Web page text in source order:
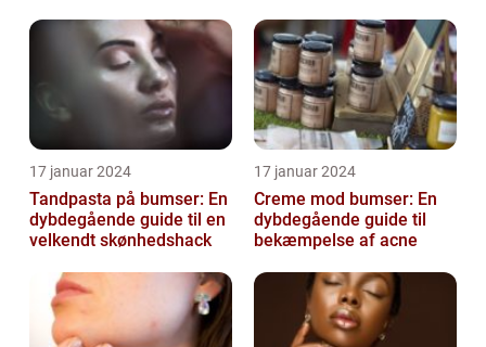
og forebyggelse
17 januar 2024
Tandpasta på bumser: En
dybdegående guide til en
velkendt skønhedshack
17 januar 2024
Creme mod bumser: En
dybdegående guide til
bekæmpelse af acne